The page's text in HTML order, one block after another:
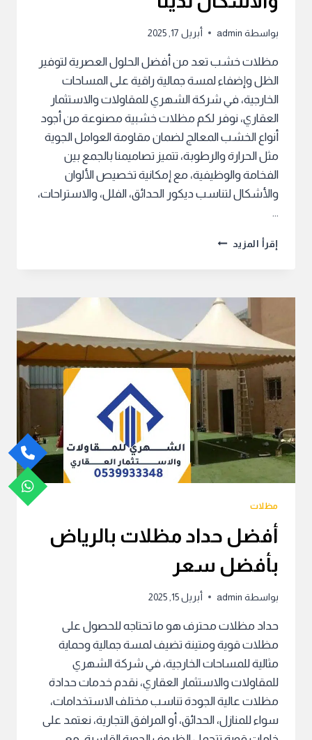
بواسطة admin أبريل 17, 2025
مظلات خشب تعد من أفضل الحلول العصرية لتوفير
الظل وإضفاء لمسة جمالية راقية على المساحات
الخارجية، في شركة الشهري للمقاولات والاستثمار
العقاري، نوفر لكم مظلات خشبية مصنوعة من أجود
أنواع الخشب المعالج لضمان مقاومة العوامل الجوية
مثل الحرارة والرطوبة، تتميز تصاميمنا بالجمع بين
الفخامة والوظيفية، مع إمكانية تخصيص الألوان
والأشكال لتناسب ديكور الحدائق، الفلل، والاستراحات،
…
إقرأ المزيد مظلات
والأشكال
لدينا
مظلات
أفضل حداد مظلات بالرياض
بأفضل سعر
بواسطة admin أبريل 15, 2025
حداد مظلات محترف هو ما تحتاجه للحصول على
مظلات قوية ومتينة تضيف لمسة جمالية وحماية
مثالية للمساحات الخارجية، في شركة الشهري
للمقاولات والاستثمار العقاري، نقدم خدمات حدادة
مظلات عالية الجودة تناسب مختلف الاستخدامات،
سواء للمنازل، الحدائق، أو المرافق التجارية، نعتمد على